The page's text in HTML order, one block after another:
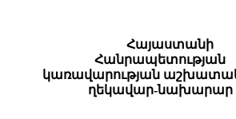
Հայաստանի
Հանրապետության
կառավարության
ղեկավար-նախարար